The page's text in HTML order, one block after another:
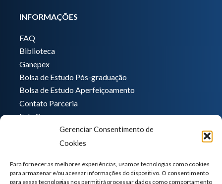
Gerenciar Consentimento de
Cookies
Para fornecer as melhores experiências, usamos tecnologias como cookies
para armazenar e/ou acessar informações do dispositivo. O consentimento
para essas tecnologias nos permitirá processar dados como comportamento
INFORMAÇÕES
FAQ
Biblioteca
Ganepex
Bolsa de Estudo Pós-graduação
Bolsa de Estudo Aperfeiçoamento
Contato Parceria
Fale Conosco
informatica@ganeplar.com.br